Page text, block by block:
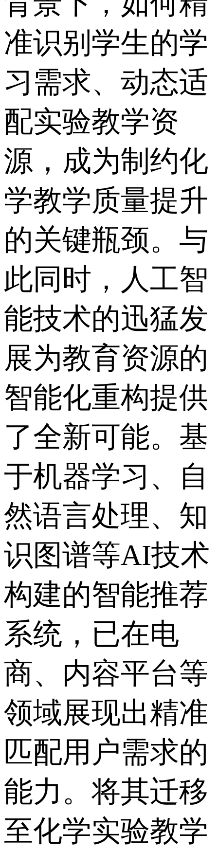
准识别学生的学
习需求、动态适
配实验教学资
源，成为制约化
学教学质量提升
的关键瓶颈。 与
此同时，人工智
能技术的迅猛发
展为教育资源的
智能化重构提供
了全新可能。基
于机器学习、自
然语言处理、知
识图谱等AI技术
构建的智能推荐
系统，已在电
商、内容平台等
领域展现出精准
匹配用户需求的
能力。将其迁移
至化学实验教学